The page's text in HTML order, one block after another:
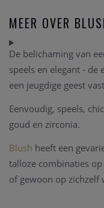
MEER OVER
De belichaming van
speels en elegant -
een jeugdige geest
Eenvoudig, speels,
goud en zirconia.
Blush heeft een
talloze combinaties
of gewoon op zichzelf